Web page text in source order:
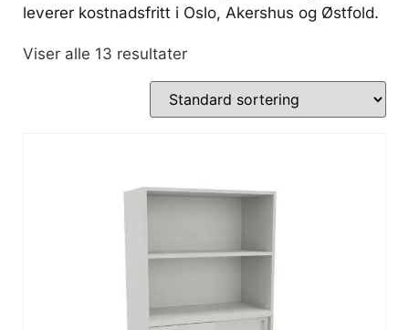
leverer kostnadsfritt i Oslo, Akershus og Østfold.
Viser alle 13 resultater